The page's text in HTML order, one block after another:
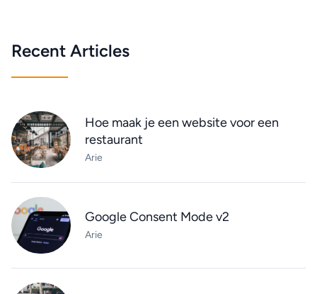
Recent Articles
Hoe maak je een website voor een
restaurant
Arie
Google Consent Mode v2
Arie